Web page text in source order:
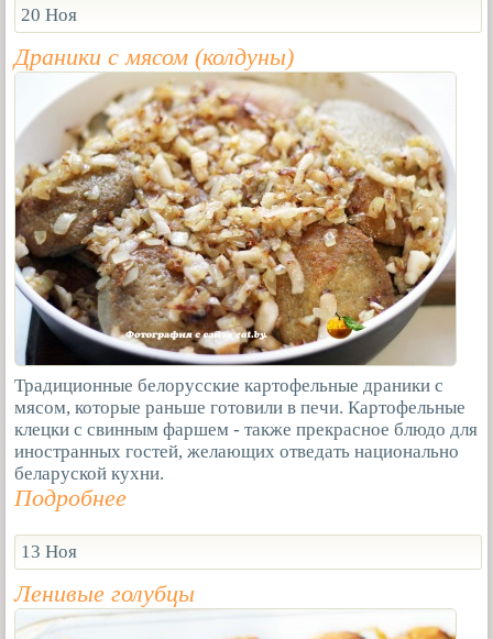
20 Ноя
Драники с мясом (колдуны)
Традиционные белорусские картофельные драники с
мясом, которые раньше готовили в печи. Картофельные
клецки с свинным фаршем - также прекрасное блюдо для
иностранных гостей, желающих отведать национально
беларуской кухни.
Подробнее
13 Ноя
Ленивые голубцы